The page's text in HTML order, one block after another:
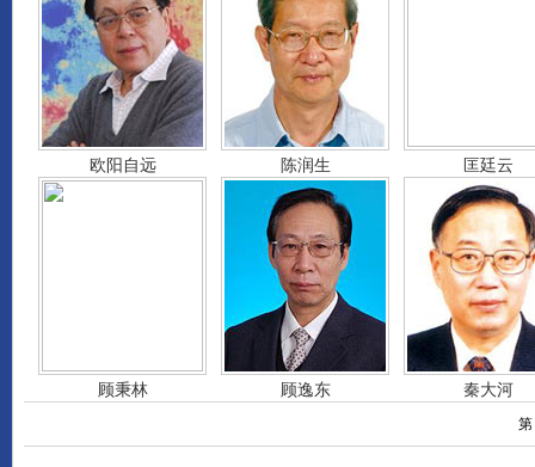
欧阳自远 陈润生 匡廷云
顾秉林 顾逸东 秦大河
第